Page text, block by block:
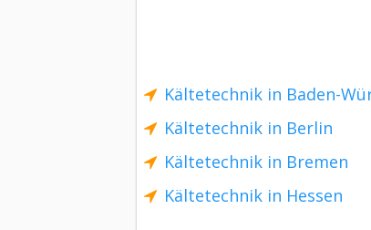
Kältetechnik in Baden-
Kältetechnik in Berlin
Kältetechnik in Bremen
Kältetechnik in Hessen